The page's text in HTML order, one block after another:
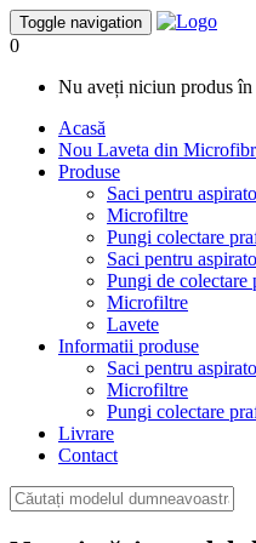
Toggle navigation
0
Nu aveți niciun produs în
Acasă
Nou Laveta din
Produse
Saci pentru
Microfiltre
Pungi colectare
Saci pentru
Pungi de colectare
Microfiltre
Lavete
Informatii produse
Saci pentru
Microfiltre
Pungi colectare
Livrare
Contact